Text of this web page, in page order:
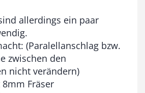
allerdings ein paar
(Paralellanschlag bzw.
zwischen den
nicht verändern)
Fräser